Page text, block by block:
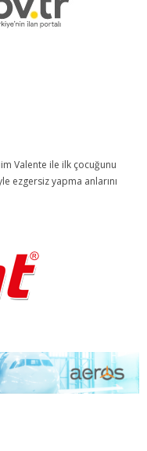
Valente ile ilk çocuğunu
ezgersiz yapma anlarını